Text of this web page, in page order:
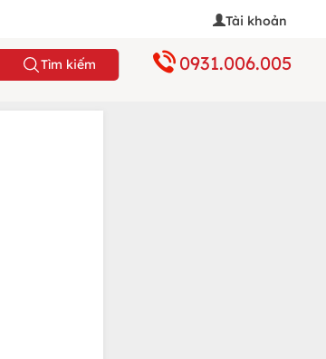
Tài khoản
Tìm kiếm 0931.006.005